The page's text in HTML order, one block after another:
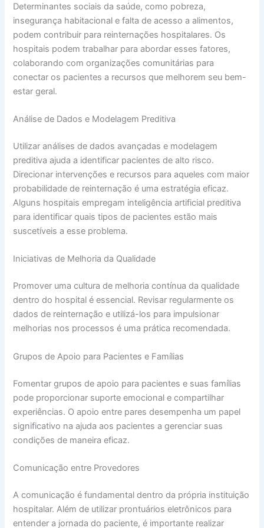
Determinantes sociais da saúde, como pobreza,
insegurança habitacional e falta de acesso a alimentos,
podem contribuir para reinternações hospitalares. Os
hospitais podem trabalhar para abordar esses fatores,
colaborando com organizações comunitárias para
conectar os pacientes a recursos que melhorem seu bem-
estar geral.
Análise de Dados e Modelagem Preditiva
Utilizar análises de dados avançadas e modelagem
preditiva ajuda a identificar pacientes de alto risco.
Direcionar intervenções e recursos para aqueles com maior
probabilidade de reinternação é uma estratégia eficaz.
Alguns hospitais empregam inteligência artificial preditiva
para identificar quais tipos de pacientes estão mais
suscetíveis a esse problema.
Iniciativas de Melhoria da Qualidade
Promover uma cultura de melhoria contínua da qualidade
dentro do hospital é essencial. Revisar regularmente os
dados de reinternação e utilizá-los para impulsionar
melhorias nos processos é uma prática recomendada.
Grupos de Apoio para Pacientes e Famílias
Fomentar grupos de apoio para pacientes e suas famílias
pode proporcionar suporte emocional e compartilhar
experiências. O apoio entre pares desempenha um papel
significativo na ajuda aos pacientes a gerenciar suas
condições de maneira eficaz.
Comunicação entre Provedores
A comunicação é fundamental dentro da própria instituição
hospitalar. Além de utilizar prontuários eletrônicos para
entender a jornada do paciente, é importante realizar